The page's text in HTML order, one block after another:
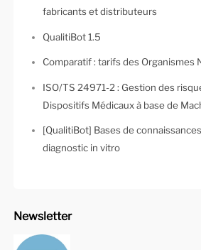
fabricants et distributeurs
QualitiBot 1.5
Comparatif : tarifs des Organismes
ISO/TS 24971-2 : Gestion des
Dispositifs Médicaux à base de
[QualitiBot] Bases de
diagnostic in vitro
Newsletter